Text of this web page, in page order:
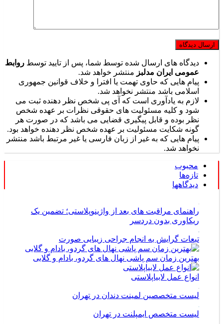
دیدگاه های ارسال شده توسط شما، پس از تایید توسط روابط
عمومی ایران مدلبز منتشر خواهد شد.
پیام هایی که حاوی تهمت یا افترا و خلاف قوانین جمهوری
اسلامی باشد منتشر نخواهد شد.
لازم به یادآوری است که آی پی شخص نظر دهنده ثبت می
شود و کلیه مسئولیت های حقوقی نظرات بر عهده شخص
نظر بوده و قابل پیگیری قضایی می باشد که در صورت هر
گونه شکایت مسئولیت بر عهده شخص نظر دهنده خواهد بود.
پیام هایی که به غیر از زبان فارسی یا غیر مرتبط باشد منتشر
نخواهد شد.
محبوب
تازه‌ها
دیدگاهها
راهنمای مراقبت های بعد از واژینوپلاستی؛ تضمین یک
ریکاوری بدون دردسر
تبعات گرایش به انجام جراحی زیبایی صورت
بهترین زمان سم پاشی نهال های گردو، بادام و گلابی
انواع عمل لابیاپلاستی
لیست متخصصین لمینت دندان در تهران
لیست متخصص ایمپلنت در تهران